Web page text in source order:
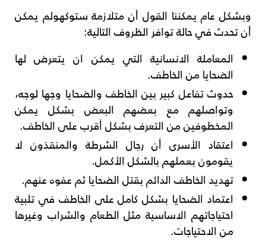
وبشكل عام يمكننا القول أن متلازمة ستوكهولم يمكن
أن تحدث في حالة توافر الظروف التالية:
المعاملة الانسانية التي يمكن ان يتعرض لها
الضحايا من الخاطف.
حدوث تفاعل كبير بين الخاطف والضحايا وجها لوجه،
وتواصلهم مع بعضهم البعض بشكل يمكن
المخطوفين من التعرف بشكل أقرب على الخاطف.
اعتقاد الأسرى أن رجال الشرطة والمنقذون لا
يقومون بعملهم بالشكل الأكمل.
تهديد الخاطف الدائم بقتل الضحايا ثم عفوه عنهم.
اعتماد الضحايا بشكل كامل على الخاطف في تلبية
احتياجاتهم الاساسية مثل الطعام والشراب وغيرها
من الاحتياجات.